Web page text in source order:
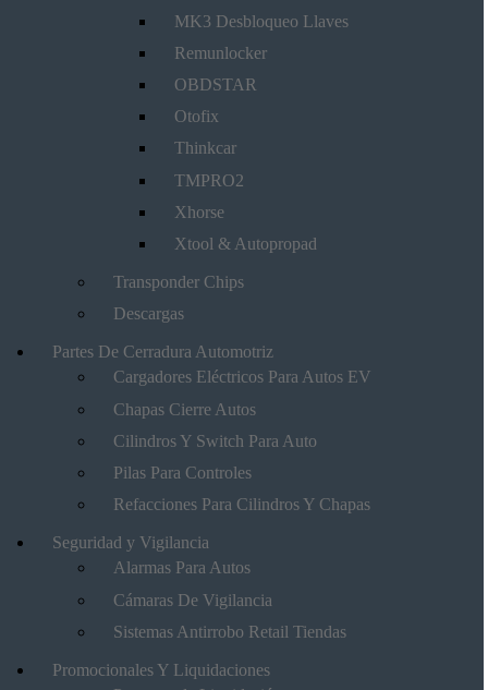
MK3 Desbloqueo Llaves
Remunlocker
OBDSTAR
Otofix
Thinkcar
TMPRO2
Xhorse
Xtool & Autopropad
Transponder Chips
Descargas
Partes De Cerradura Automotriz
Cargadores Eléctricos Para Autos EV
Chapas Cierre Autos
Cilindros Y Switch Para Auto
Pilas Para Controles
Refacciones Para Cilindros Y Chapas
Seguridad y Vigilancia
Alarmas Para Autos
Cámaras De Vigilancia
Sistemas Antirrobo Retail Tiendas
Promocionales Y Liquidaciones